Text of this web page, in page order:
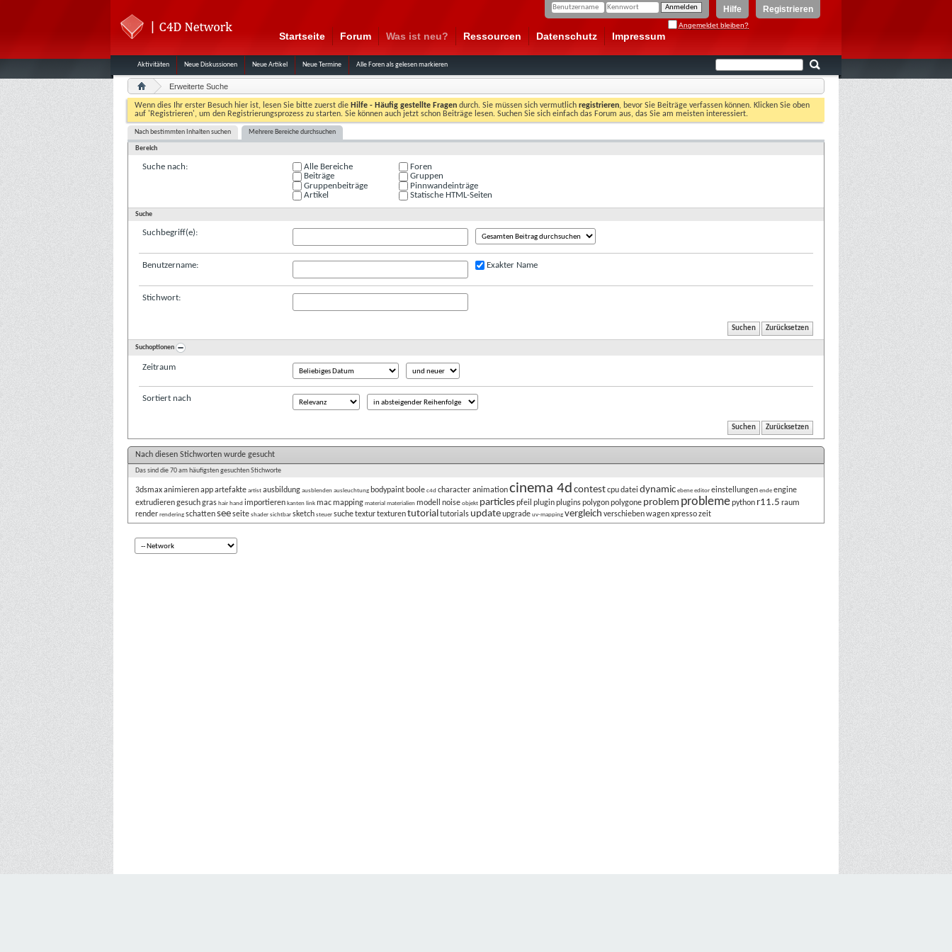
Registrieren
Hilfe
Angemeldet bleiben?
Startseite Forum Was ist neu?
Aktivitäten Neue Diskussionen Neue Artikel Neue Termine Alle Foren als gelesen markieren
Ressourcen Datenschutz Impressum
Erweiterte Suche
Wenn dies Ihr erster Besuch hier ist, lesen Sie bitte zuerst die Hilfe - Häufig gestellte Fragen durch. Sie müssen sich vermutlich registrieren, bevor Sie Beiträge verfassen können. Klicken Sie oben
auf 'Registrieren', um den Registrierungsprozess zu starten. Sie können auch jetzt schon Beiträge lesen. Suchen Sie sich einfach das Forum aus, das Sie am meisten interessiert.
Nach bestimmten Inhalten suchen Mehrere Bereiche durchsuchen
Bereich
Suche nach: Alle Bereiche
Foren
Beiträge
Gruppen
Gruppenbeiträge
Pinnwandeinträge
Artikel
Statische HTML-Seiten
Suche
Suchbegriff(e):
Benutzername: Exakter Name
Stichwort:
Suchoptionen
Zeitraum
Sortiert nach
Nach diesen Stichworten wurde gesucht
Das sind die 70 am häufigsten gesuchten Stichworte
3dsmaxanimierenappartefakte artist ausbildung ausblenden ausleuchtung bodypaint boole c4d character animationcinema 4d contestcpudatei dynamic ebene editor einstellungen ende engine
extrudierengesuchgras hair hand importieren kanten link macmapping material materialien modell noise objekt particlespfeil pluginpluginspolygonpolygone problem problemepython r11.5 raum
render rendering schattenseeseite shader sichtbar sketch steuer suchetexturtexturentutorial tutorials updateupgrade uv-mapping vergleich verschiebenwagenxpressozeit